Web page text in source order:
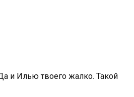
и Илью твоего жалко. Такой